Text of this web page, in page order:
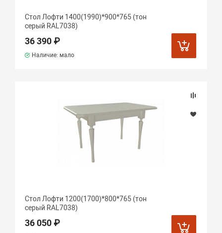
Стол Лофти 1400(1990)*900*765 (тон
серый RAL7038)
36 390 ₽
Наличие: мало
Стол Лофти 1200(1700)*800*765 (тон
серый RAL7038)
36 050 ₽